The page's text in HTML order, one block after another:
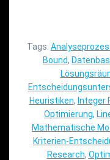
Tags:
Bound,
Heuristiken, Integer
Optimierung,
Mathematische
Kriterien-
Research,